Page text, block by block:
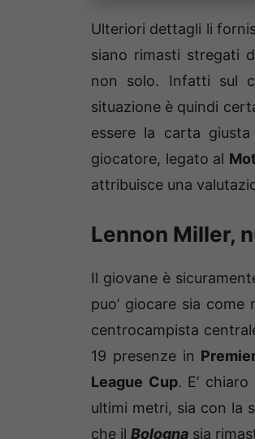
Ulteriori dettagli li
siano rimasti stregati
non solo. Infatti sul
situazione è quindi
essere la carta
giocatore, legato al
attribuisce una
Lennon Miller,
Il giovane è
puo’ giocare sia
centrocampista
19 presenze in
League Cup. E’
ultimi metri, sia con la
che il Bologna sia